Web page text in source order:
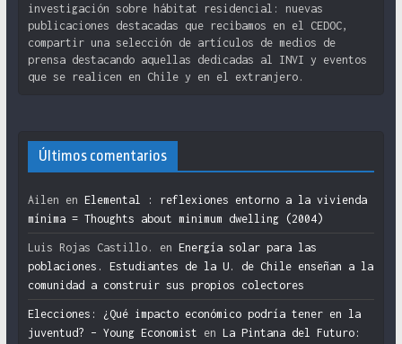
investigación sobre hábitat residencial: nuevas
publicaciones destacadas que recibamos en el CEDOC,
compartir una selección de artículos de medios de
prensa destacando aquellas dedicadas al INVI y eventos
que se realicen en Chile y en el extranjero.
Últimos comentarios
Ailen en Elemental : reflexiones entorno a la vivienda
mínima = Thoughts about minimum dwelling (2004)
Luis Rojas Castillo. en Energía solar para las
poblaciones. Estudiantes de la U. de Chile enseñan a la
comunidad a construir sus propios colectores
Elecciones: ¿Qué impacto económico podría tener en la
juventud? – Young Economist en La Pintana del Futuro: